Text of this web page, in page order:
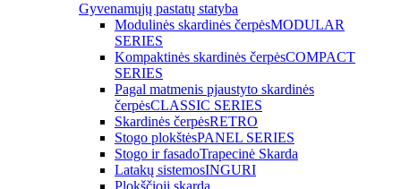
Gyvenamųjų pastatų statyba
Modulinės skardinės čerpėsMODULAR
SERIES
Kompaktinės skardinės čerpėsCOMPACT
SERIES
Pagal matmenis pjaustyto skardinės
čerpėsCLASSIC SERIES
Skardinės čerpėsRETRO
Stogo plokštėsPANEL SERIES
Stogo ir fasadoTrapecinė Skarda
Latakų sistemosINGURI
Plokščioji skarda